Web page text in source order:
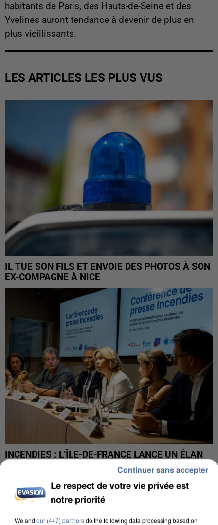
habitants de Paris, des Hauts-de-Seine et des
Yvelines auront tendance à devenir de plus en
plus vieillissants.
LES ARTICLES LES PLUS VUS
IL TUE SON FILS ET ENVOIE DES PHOTOS À SON
EX-COMPAGNE À NICE
INCENDIES : L’ÎLE-DE-FRANCE LANCE UN ÉLAN
DE SOLIDARITÉ AVEC LES...
Le respect de votre vie privée est
notre priorité
We and our (447) partnersdo the following data processing based on
Continuer sans accepter